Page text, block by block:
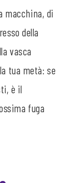
macchina, di
della
vasca
tua metà: se
è il
fuga